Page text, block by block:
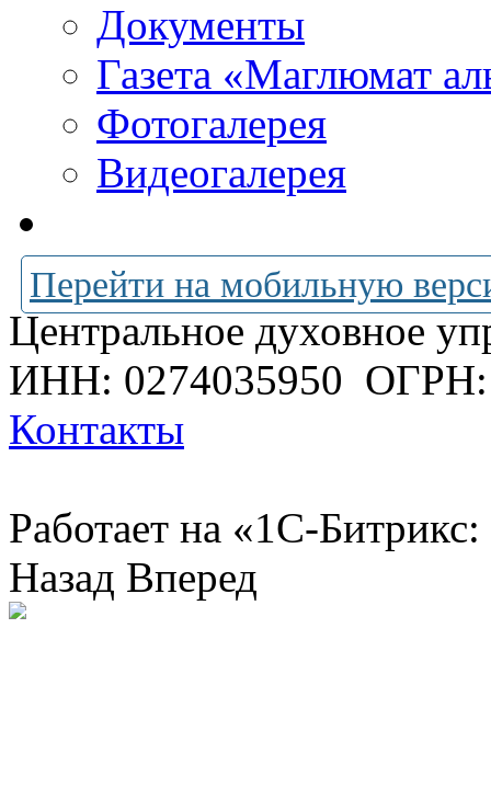
Документы
Газета «Маглюмат
Фотогалерея
Видеогалерея
Перейти на мобильную
Центральное духовное
ИНН: 0274035950 ОГРН:
Контакты
Работает на «1С-
Назад Вперед